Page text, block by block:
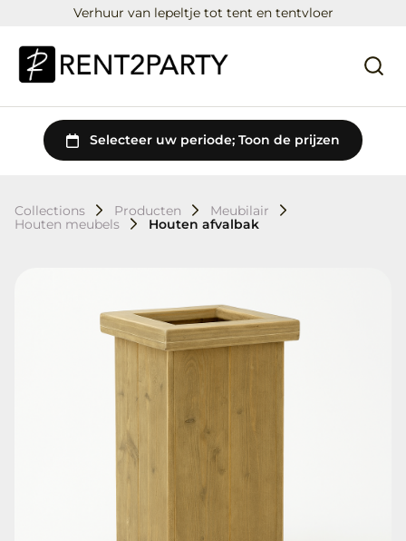
Verhuur van lepeltje tot tent en tentvloer
Collections Producten
Meubilair
Houten meubels
Houten afvalbak